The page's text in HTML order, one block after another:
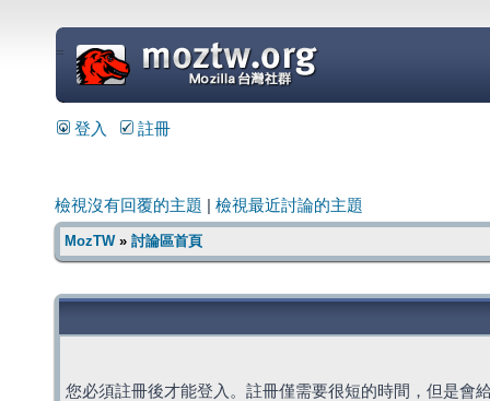
=
登入 註冊
檢視沒有回覆的主題 檢視最近討論的主題
MozTW» 討論區首頁
您必須註冊後才能登入。註冊僅需要很短的時間，但是會